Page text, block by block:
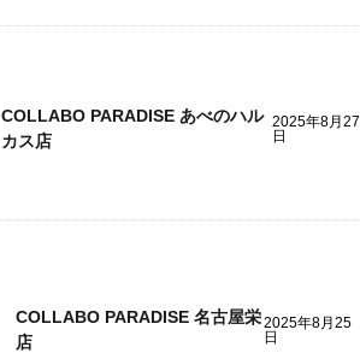
COLLABO PARADISE あべのハル
カス店
2025年8月27
日
COLLABO PARADISE 名古屋栄
店
2025年8月25
日